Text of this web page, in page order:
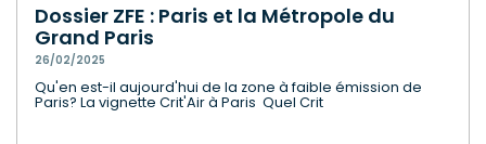
Dossier ZFE : Paris et la Métropole du
Grand Paris
26/02/2025
Qu'en est-il aujourd'hui de la zone à faible émission de
Paris? La vignette Crit'Air à Paris Quel Crit